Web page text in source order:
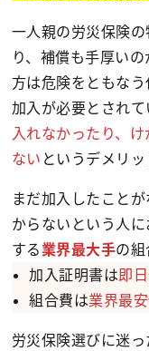
一人親の労災保険
り、補償も手厚い
方は危険をともな
加入が必要とされ
入れなかったり、
ない というデメリッ
まだ加入したこと
からないという人
する 業界最大手の組
加入証明書は即
組合費は業界最
労災保険選びに迷